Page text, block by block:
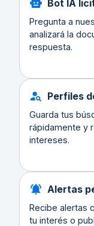
Bot IA
Pregunta a
analizará la
respuesta.
Perfiles
Guarda tus
rápidamente y
intereses.
Alertas
Recibe alertas
tu interés o